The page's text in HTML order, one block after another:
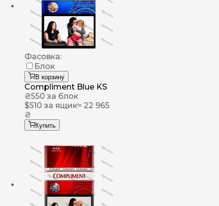
Фасовка:
Блок
В корзину
Compliment Blue KS
₴550 за блок
$510 за ящик≈ 22 965
₴
Купить